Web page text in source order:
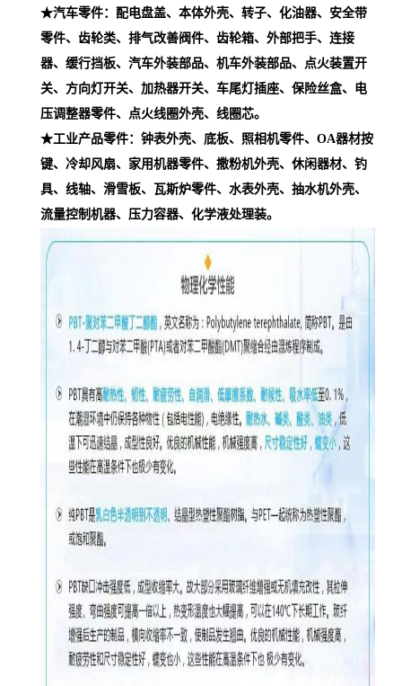
★汽车零件：配电盘盖、本体外壳、转子、化油器、安全带
零件、齿轮类、排气改善阀件、齿轮箱、外部把手、连接
器、缓行挡板、汽车外装部品、机车外装部品、点火装置开
关、方向灯开关、加热器开关、车尾灯插座、保险丝盒、电
压调整器零件、点火线圈外壳、线圈芯。
★工业产品零件：钟表外壳、底板、照相机零件、OA器材按
键、冷却风扇、家用机器零件、撒粉机外壳、休闲器材、钓
具、线轴、滑雪板、瓦斯炉零件、水表外壳、抽水机外壳、
流量控制机器、压力容器、化学液处理装。